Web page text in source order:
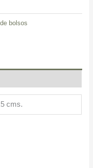
bolsos
cms.